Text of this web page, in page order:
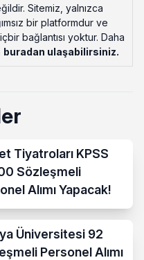
Sitemiz, yalnızca
bir platformdur ve
bağlantısı yoktur. Daha
buradan ulaşabilirsiniz.
Tiyatroları KPSS
Sözleşmeli
Alımı Yapacak!
Üniversitesi 92
Personel Alımı